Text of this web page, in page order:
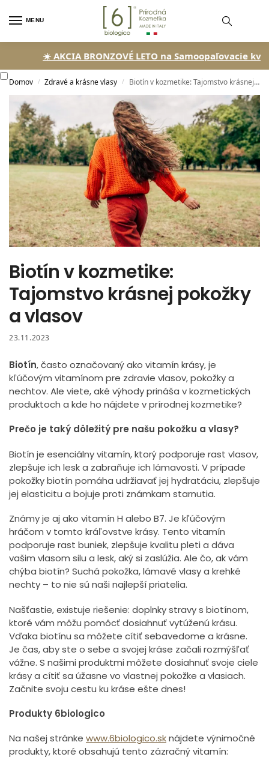
MENU
☀️ AKCIA BRONZOVÉ LETO na Samoopaľovacie kvapky!
Domov / Zdravé a krásne vlasy / Biotín v kozmetike: Tajomstvo krásnej pokožky a vlasov
Biotín v kozmetike:
Tajomstvo krásnej pokožky
a vlasov
23.11.2023
Biotín, často označovaný ako vitamín krásy, je
kľúčovým vitamínom pre zdravie vlasov, pokožky a
nechtov. Ale viete, aké výhody prináša v kozmetických
produktoch a kde ho nájdete v prírodnej kozmetike?
Prečo je taký dôležitý pre našu pokožku a vlasy?
Biotín je esenciálny vitamín, ktorý podporuje rast vlasov,
zlepšuje ich lesk a zabraňuje ich lámavosti. V prípade
pokožky biotín pomáha udržiavať jej hydratáciu, zlepšuje
jej elasticitu a bojuje proti známkam starnutia.
Známy je aj ako vitamín H alebo B7. Je kľúčovým
hráčom v tomto kráľovstve krásy. Tento vitamín
podporuje rast buniek, zlepšuje kvalitu pleti a dáva
vašim vlasom silu a lesk, aký si zaslúžia. Ale čo, ak vám
chýba biotín? Suchá pokožka, lámavé vlasy a krehké
nechty – to nie sú naši najlepší priatelia.
Našťastie, existuje riešenie: doplnky stravy s biotínom,
ktoré vám môžu pomôcť dosiahnuť vytúženú krásu.
Vďaka biotínu sa môžete cítiť sebavedome a krásne.
Je čas, aby ste o sebe a svojej kráse začali rozmýšľať
vážne. S našimi produktmi môžete dosiahnuť svoje ciele
krásy a cítiť sa úžasne vo vlastnej pokožke a vlasiach.
Začnite svoju cestu ku kráse ešte dnes!
Produkty 6biologico
Na našej stránke www.6biologico.sknájdete výnimočné
produkty, ktoré obsahujú tento zázračný vitamín: